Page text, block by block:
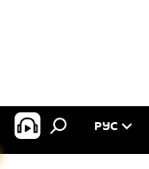
РУС